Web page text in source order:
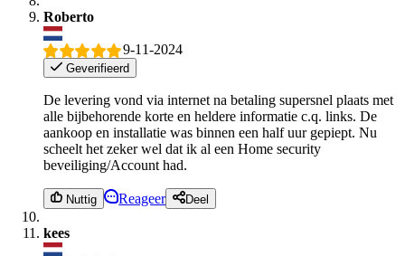
Roberto
9-11-2024
Geverifieerd
De levering vond via internet na betaling supersnel plaats met
alle bijbehorende korte en heldere informatie c.q. links. De
aankoop en installatie was binnen een half uur gepiept. Nu
scheelt het zeker wel dat ik al een Home security
beveiliging/Account had.
Nuttig Reageer Deel
kees